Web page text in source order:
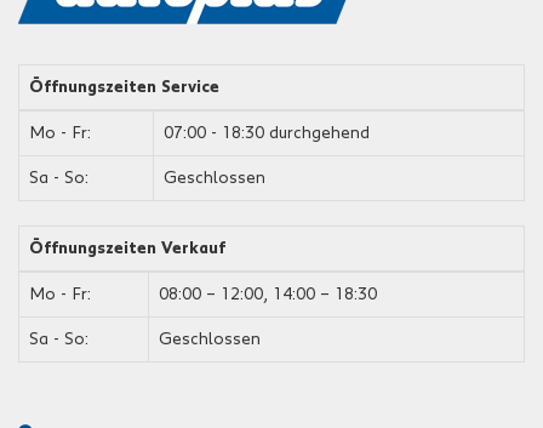
Öffnungszeiten Service
Mo - Fr: 07:00 - 18:30 durchgehend
Sa - So: Geschlossen
Öffnungszeiten Verkauf
Mo - Fr: 08:00 – 12:00, 14:00 – 18:30
Sa - So: Geschlossen